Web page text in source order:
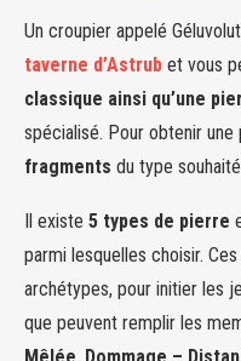
Un croupier appelé
taverne d’Astrub et vous
classique ainsi qu’une
spécialisé. Pour obtenir une
fragments du type
Il existe 5 types de pierre
parmi lesquelles choisir.
archétypes, pour initier les
que peuvent remplir les